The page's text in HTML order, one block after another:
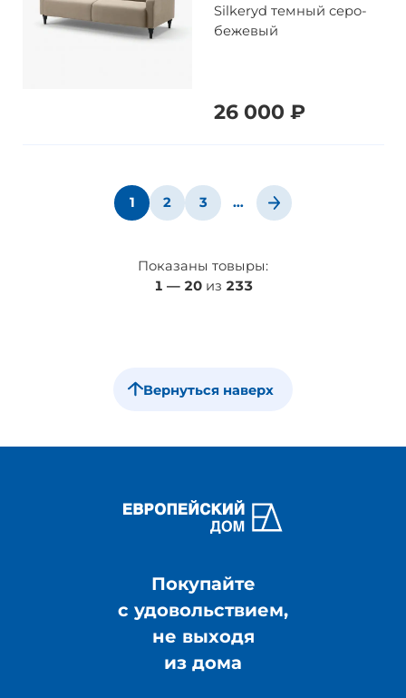
Silkeryd темный серо-
бежевый
26 000 ₽
Показаны товыры:
1 — 20из 233
1 2 3 …
Вернуться наверх
Покупайте
с удовольствием,
не выходя
из дома